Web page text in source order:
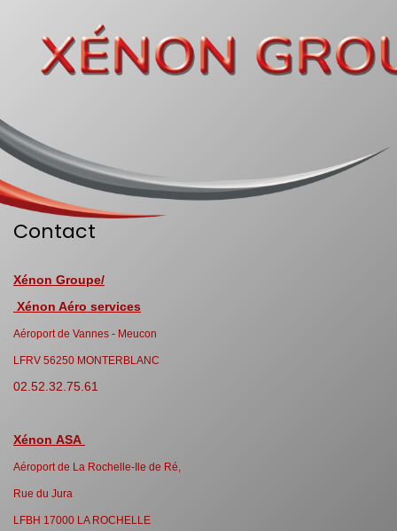
Contact
Xénon Groupe/
Xénon Aéro services
Aéroport de Vannes - Meucon
LFRV 56250 MONTERBLANC
02.52.32.75.61
Xénon ASA
Aéroport de La Rochelle-Ile de Ré,
Rue du Jura
LFBH 17000 LA ROCHELLE